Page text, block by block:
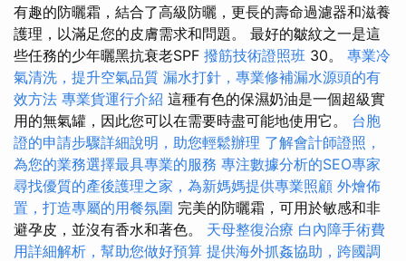
有趣的防曬霜，結合了高級防曬，更長的壽命過濾器和滋養
護理，以滿足您的皮膚需求和問題。 最好的皺紋之一是這
些任務的少年曬黑抗衰老SPF 撥筋技術證照班 30。 專業冷
氣清洗，提升空氣品質 漏水打針，專業修補漏水源頭的有
效方法 專業貨運行介紹 這種有色的保濕奶油是一個超級實
用的無氣罐，因此您可以在需要時盡可能地使用它。 台胞
證的申請步驟詳細說明，助您輕鬆辦理 了解會計師證照，
為您的業務選擇最具專業的服務 專注數據分析的SEO專家
尋找優質的產後護理之家，為新媽媽提供專業照顧 外燴佈
置，打造專屬的用餐氛圍 完美的防曬霜，可用於敏感和非
避孕皮，並沒有香水和著色。 天母整復治療 白內障手術費
用詳細解析，幫助您做好預算 提供海外抓姦協助，跨國調